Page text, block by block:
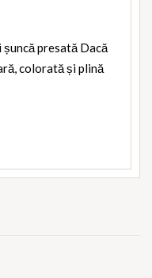
șuncă presată Dacă
colorată și plină